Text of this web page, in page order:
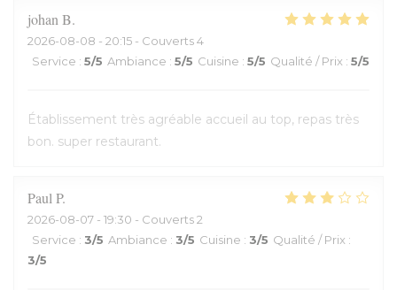
johan B
2026-08-08 - 20:15 - Couverts 4
Service : 5/5 Ambiance : 5/5 Cuisine : 5/5 Qualité / Prix : 5/5
Établissement très agréable accueil au top, repas très
bon. super restaurant.
Paul P
2026-08-07 - 19:30 - Couverts 2
Service : 3/5 Ambiance : 3/5 Cuisine : 3/5 Qualité / Prix :
3/5